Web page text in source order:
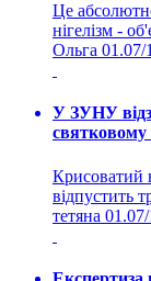
Це
нігелізм -
Ольга 01.07/
У ЗУНУ
святковому
Крисоватий
відпустить
тетяна